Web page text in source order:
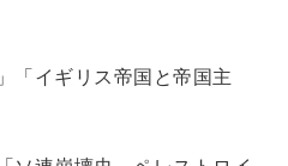
テーション医学
「イギリス帝国と帝国主